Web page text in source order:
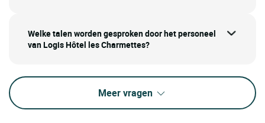
Welke talen worden gesproken door het personeel
van Logis Hôtel les Charmettes?
Meer vragen